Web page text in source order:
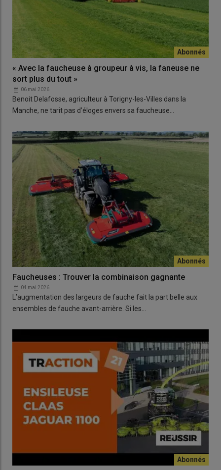
« Avec la faucheuse à groupeur à vis, la faneuse ne
sort plus du tout »
06 mai 2026
Benoit Delafosse, agriculteur à Torigny-les-Villes dans la
Manche, ne tarit pas d’éloges envers sa faucheuse…
Faucheuses : Trouver la combinaison gagnante
04 mai 2026
L’augmentation des largeurs de fauche fait la part belle aux
ensembles de fauche avant-arrière. Si les…